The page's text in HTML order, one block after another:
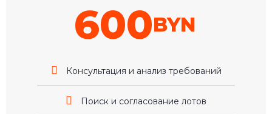
600BYN
Консультация и анализ требований
Поиск и согласование лотов